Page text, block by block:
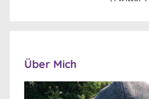
Über Mich